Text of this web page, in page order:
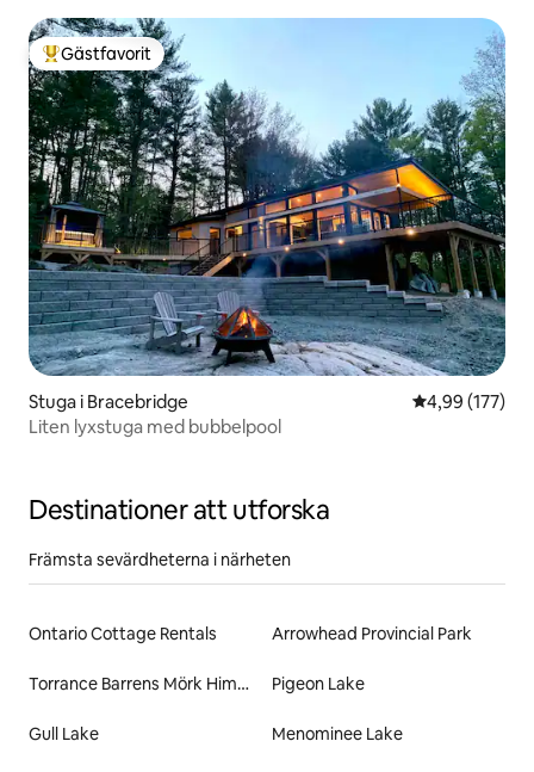
Populär gästfavorit
Gästfavorit
Stuga i Bracebridge 4,99 av 5 i
4,99 (177)
Liten lyxstuga med bubbelpool
Destinationer att utforska
Främsta sevärdheterna i närheten
Ontario Cottage Rentals Arrowhead Provincial Park
Torrance Barrens Mörk Himmel Bevarandeområde Pigeon Lake
Gull Lake Menominee Lake